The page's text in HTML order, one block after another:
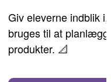
Giv eleverne indblik
bruges til at
produkter. 📐